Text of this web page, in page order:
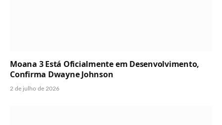
Moana 3 Está Oficialmente em Desenvolvimento,
Confirma Dwayne Johnson
2 de julho de 2026